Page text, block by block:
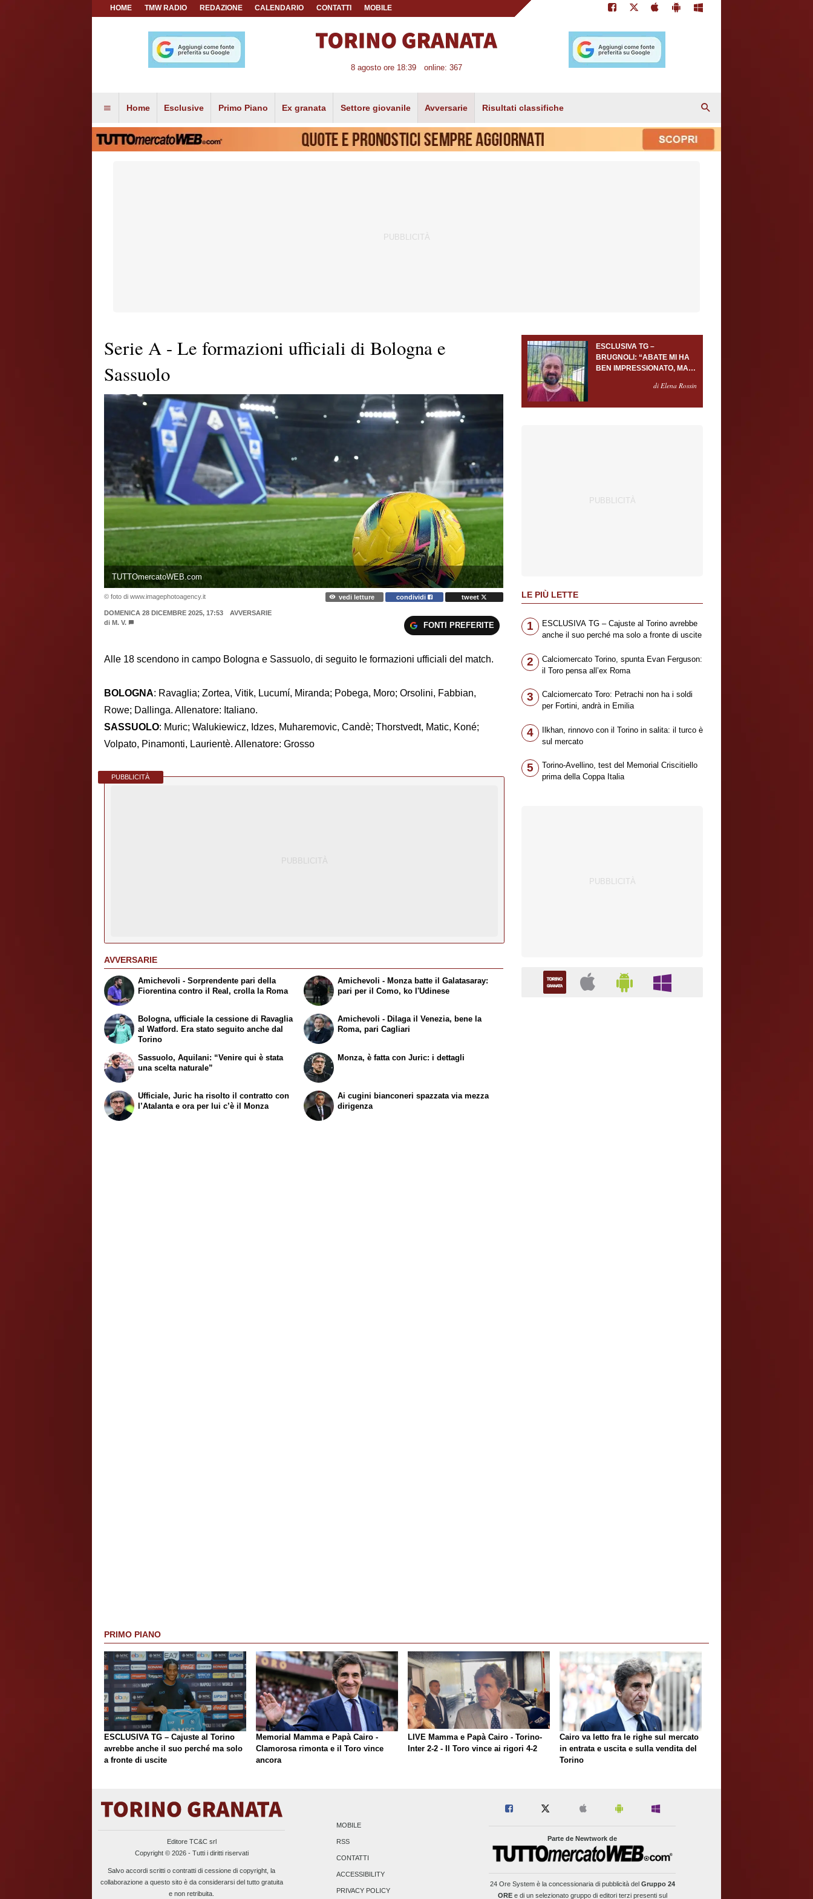
HOME TMW RADIO REDAZIONE CALENDARIO CONTATTI MOBILE
8 agosto ore 18:39 online: 367
Home Esclusive Primo Piano Ex granata Settore giovanile Avversarie Risultati classifiche
Serie A - Le formazioni ufficiali di Bologna e
Sassuolo
TUTTOmercatoWEB.com
© foto di www.imagephotoagency.it vedi letture condividi tweet
DOMENICA 28 DICEMBRE 2025, 17:53
AVVERSARIE
di M. V. FONTI PREFERITE
Alle 18 scendono in campo Bologna e Sassuolo, di seguito le formazioni ufficiali del match.
BOLOGNA: Ravaglia; Zortea, Vitik, Lucumí, Miranda; Pobega, Moro; Orsolini, Fabbian,
Rowe; Dallinga. Allenatore: Italiano.
SASSUOLO: Muric; Walukiewicz, Idzes, Muharemovic, Candè; Thorstvedt, Matic, Koné;
Volpato, Pinamonti, Laurientè. Allenatore: Grosso
PUBBLICITÀ
AVVERSARIE
Amichevoli - Sorprendente pari della
Fiorentina contro il Real, crolla la Roma
Bologna, ufficiale la cessione di Ravaglia
al Watford. Era stato seguito anche dal
Torino
Amichevoli - Monza batte il Galatasaray:
pari per il Como, ko l'Udinese
Amichevoli - Dilaga il Venezia, bene la
Roma, pari Cagliari
Sassuolo, Aquilani: “Venire qui è stata
una scelta naturale”
Ufficiale, Juric ha risolto il contratto con
l’Atalanta e ora per lui c’è il Monza
Monza, è fatta con Juric: i dettagli
Ai cugini bianconeri spazzata via mezza
dirigenza
ESCLUSIVA TG –
BRUGNOLI: “ABATE MI HA
BEN IMPRESSIONATO, MA
PORTIERE SERVONOdi Elena Rossin
LE PIÙ LETTE
1
ESCLUSIVA TG – Cajuste al Torino avrebbe
anche il suo perché ma solo a fronte di uscite
2
Calciomercato Torino, spunta Evan Ferguson:
il Toro pensa all’ex Roma
3
Calciomercato Toro: Petrachi non ha i soldi
per Fortini, andrà in Emilia
4
Ilkhan, rinnovo con il Torino in salita: il turco è
sul mercato
5
Torino-Avellino, test del Memorial Criscitiello
prima della Coppa Italia
PRIMO PIANO
ESCLUSIVA TG – Cajuste al Torino
avrebbe anche il suo perché ma solo
a fronte di uscite
Memorial Mamma e Papà Cairo -
Clamorosa rimonta e il Toro vince
ancora
LIVE Mamma e Papà Cairo - Torino-
Inter 2-2 - Il Toro vince ai rigori 4-2
Cairo va letto fra le righe sul mercato
in entrata e uscita e sulla vendita del
Torino
Editore TC&C srl
Copyright © 2026 - Tutti i diritti riservati
Salvo accordi scritti o contratti di cessione di copyright, la
collaborazione a questo sito è da considerarsi del tutto gratuita
e non retribuita.
MOBILE
RSS
CONTATTI
ACCESSIBILITY
PRIVACY POLICY
Parte de Newtwork de
24 Ore Systemè la concessionaria di pubblicità del Gruppo 24
OREe di un selezionato gruppo di editori terzi presenti sul